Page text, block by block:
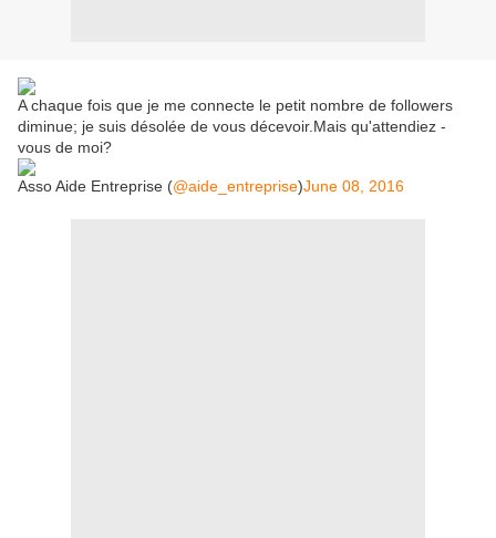
A chaque fois que je me connecte le petit nombre de followers
diminue; je suis désolée de vous décevoir.Mais qu'attendiez -
vous de moi?
Asso Aide Entreprise (@aide_entreprise)June 08, 2016